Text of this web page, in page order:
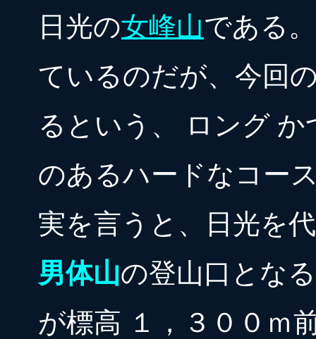
日光の女峰山である
ているのだが、今回
るという、 ロング
のあるハードなコー
実を言うと、日光を
男体山の登山口とな
が標高 １，３００ｍ